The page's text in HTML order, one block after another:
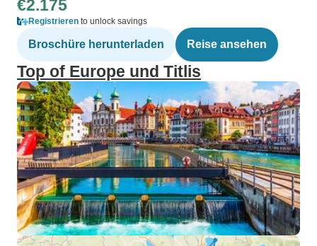
€2.175
Registrieren to unlock savings
Broschüre herunterladen Reise ansehen
Top of Europe und Titlis